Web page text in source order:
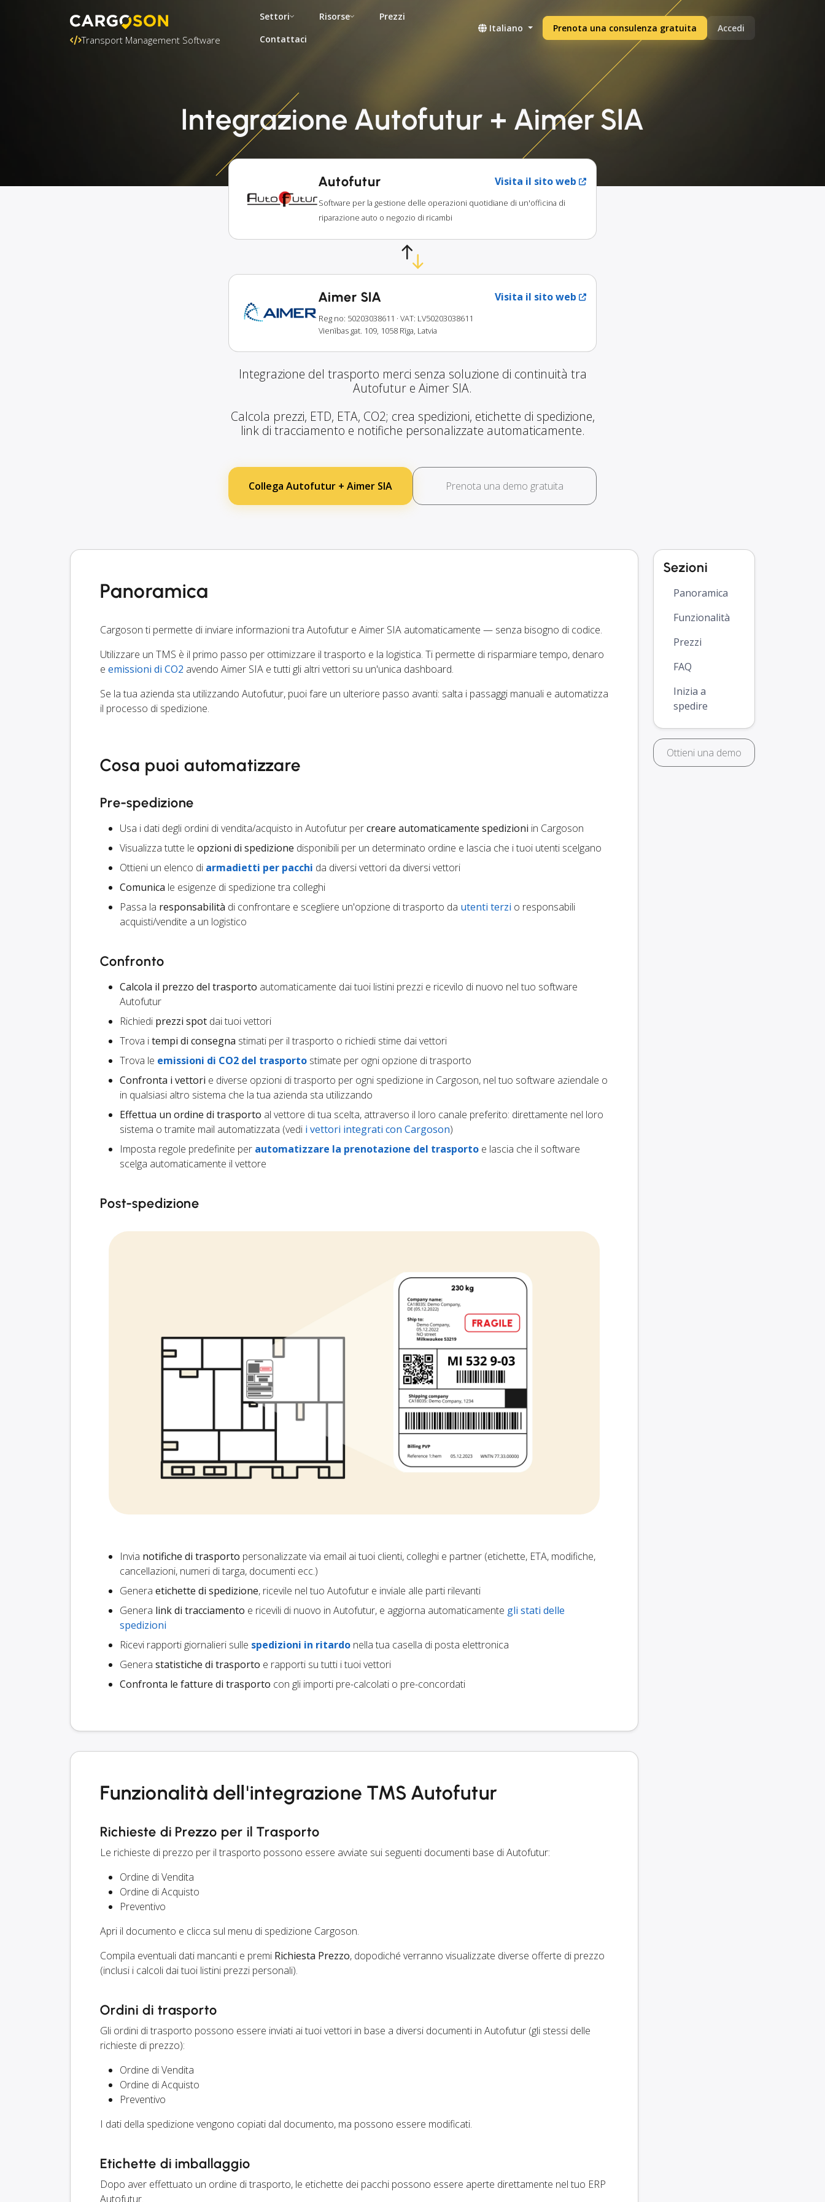
Transport Management Software
Settori Risorse
Prezzi
Contattaci
Italiano Prenota una consulenza gratuita Accedi
Integrazione Autofutur + Aimer SIA
Autofutur Visita il sito web
Software per la gestione delle operazioni quotidiane di un'officina di
riparazione auto o negozio di ricambi
Aimer SIA Visita il sito web
Reg no: 50203038611 · VAT: LV50203038611
Vienības gat. 109, 1058 Rīga, Latvia
Integrazione del trasporto merci senza soluzione di continuità tra
Autofutur e Aimer SIA.
Calcola prezzi, ETD, ETA, CO2; crea spedizioni, etichette di spedizione,
link di tracciamento e notifiche personalizzate automaticamente.
Collega Autofutur + Aimer SIA Prenota una demo gratuita
Panoramica
Cargoson ti permette di inviare informazioni tra Autofutur e Aimer SIA automaticamente — senza bisogno di codice.
Utilizzare un TMS è il primo passo per ottimizzare il trasporto e la logistica. Ti permette di risparmiare tempo, denaro
e emissioni di CO2 avendo Aimer SIA e tutti gli altri vettori su un'unica dashboard.
Se la tua azienda sta utilizzando Autofutur, puoi fare un ulteriore passo avanti: salta i passaggi manuali e automatizza
il processo di spedizione.
Cosa puoi automatizzare
Pre-spedizione
Usa i dati degli ordini di vendita/acquisto in Autofutur percreare automaticamente spedizioni in Cargoson
Visualizza tutte le opzioni di spedizione disponibili per un determinato ordine e lascia che i tuoi utenti scelgano
Ottieni un elenco di armadietti per pacchi da diversi vettori da diversi vettori
Comunica le esigenze di spedizione tra colleghi
Passa la responsabilità di confrontare e scegliere un'opzione di trasporto da utenti terzi o responsabili
acquisti/vendite a un logistico
Confronto
Calcola il prezzo del trasporto automaticamente dai tuoi listini prezzi e ricevilo di nuovo nel tuo software
Autofutur
Richiedi prezzi spot dai tuoi vettori
Trova itempi di consegna stimati per il trasporto o richiedi stime dai vettori
Trova le emissioni di CO2 del trasporto stimate per ogni opzione di trasporto
Confronta i vettori e diverse opzioni di trasporto per ogni spedizione in Cargoson, nel tuo software aziendale o
in qualsiasi altro sistema che la tua azienda sta utilizzando
Effettua un ordine di trasporto al vettore di tua scelta, attraverso il loro canale preferito: direttamente nel loro
sistema o tramite mail automatizzata (vedi i vettori integrati con Cargoson)
Imposta regole predefinite per automatizzare la prenotazione del trasporto e lascia che il software
scelga automaticamente il vettore
Post-spedizione
Invia notifiche di trasporto personalizzate via email ai tuoi clienti, colleghi e partner (etichette, ETA, modifiche,
cancellazioni, numeri di targa, documenti ecc.)
Genera etichette di spedizione, ricevile nel tuo Autofutur e inviale alle parti rilevanti
Genera link di tracciamento e ricevili di nuovo in Autofutur, e aggiorna automaticamente gli stati delle
spedizioni
Ricevi rapporti giornalieri sulle spedizioni in ritardo nella tua casella di posta elettronica
Genera statistiche di trasporto e rapporti su tutti i tuoi vettori
Confronta le fatture di trasporto con gli importi pre-calcolati o pre-concordati
Funzionalità dell'integrazione TMS Autofutur
Richieste di Prezzo per il Trasporto
Le richieste di prezzo per il trasporto possono essere avviate sui seguenti documenti base di Autofutur:
Ordine di Vendita
Ordine di Acquisto
Preventivo
Apri il documento e clicca sul menu di spedizione Cargoson.
Compila eventuali dati mancanti e premi Richiesta Prezzo, dopodiché verranno visualizzate diverse offerte di prezzo
(inclusi i calcoli dai tuoi listini prezzi personali).
Ordini di trasporto
Gli ordini di trasporto possono essere inviati ai tuoi vettori in base a diversi documenti in Autofutur (gli stessi delle
richieste di prezzo):
Ordine di Vendita
Ordine di Acquisto
Preventivo
I dati della spedizione vengono copiati dal documento, ma possono essere modificati.
Etichette di imballaggio
Dopo aver effettuato un ordine di trasporto, le etichette dei pacchi possono essere aperte direttamente nel tuo ERP
Autofutur.
Sezioni
Panoramica
Funzionalità
Prezzi
FAQ
Inizia a
spedire
Ottieni una demo